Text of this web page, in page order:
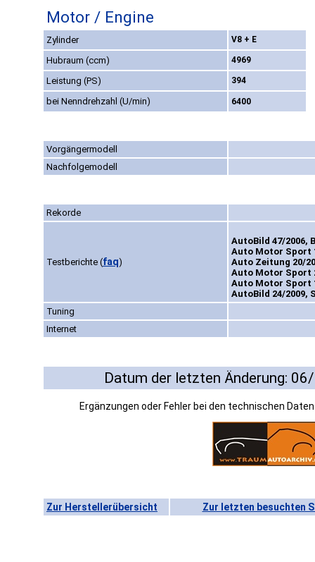
Motor / Engine
Zylinder V8 + E
Hubraum (ccm) 4969
Leistung (PS) 394
bei Nenndrehzahl (U/min) 6400
Vorgängermodell
Nachfolgemodell
Rekorde
Testberichte (faq)
AutoBild 47/2006,
Auto Motor Sport
Auto Zeitung 20/
Auto Motor Sport
Auto Motor Sport
AutoBild 24/2009,
Tuning
Internet
Datum der letzten Änderung:
Ergänzungen oder Fehler bei den technischen
Zur Herstellerübersicht Zur letzten besuchten